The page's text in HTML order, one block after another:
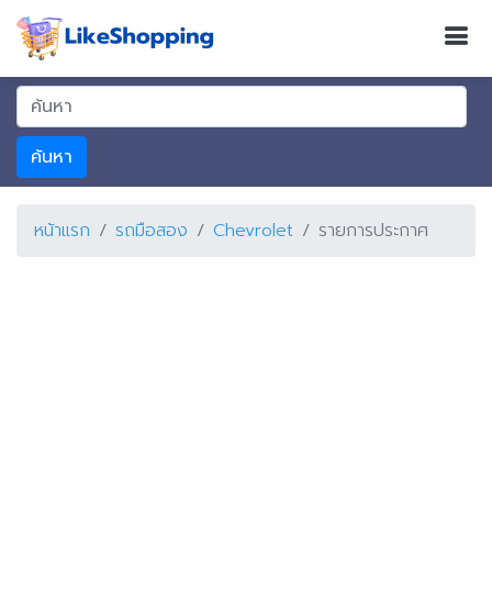
ค้นหา
หน้าแรก รถมือสอง Chevrolet รายการประกาศ